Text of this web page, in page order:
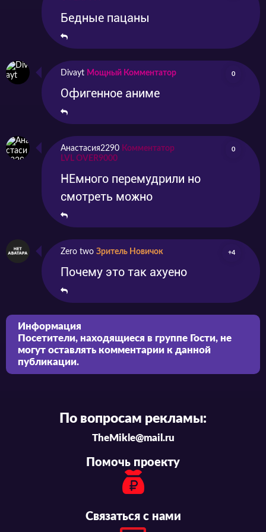
Бедные пацаны
Divayt Мощный Комментатор 0
Офигенное аниме
Анастасия2290 Комментатор
LVL OVER9000
0
НЕмного перемудрили но
смотреть можно
Zero two Зритель Новичок +4
Почему это так ахуено
Информация
Посетители, находящиеся в группе Гости, не
могут оставлять комментарии к данной
публикации.
По вопросам рекламы:
TheMikle@mail.ru
Помочь проекту
Связаться с нами